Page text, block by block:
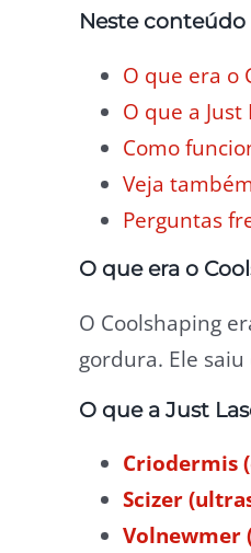
Neste conteúdo
O que era o
O que a
Como
Veja também
Perguntas
O que era o
O Coolshaping
gordura. Ele
O que a Just
Criodermis
Scizer
Volnewmer